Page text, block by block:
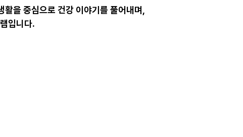
활을 중심으로 건강 이야기를 풀어내며,
입니다.